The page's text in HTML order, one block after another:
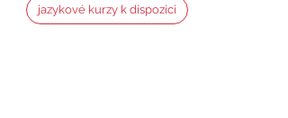
jazykové kurzy k dispozici